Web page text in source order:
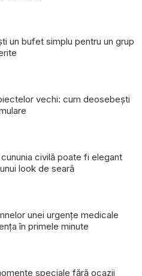
un bufet simplu pentru un grup
vechi: cum deosebești
civilă poate fi elegant
look de seară
unei urgențe medicale
în primele minute
speciale fără ocazii